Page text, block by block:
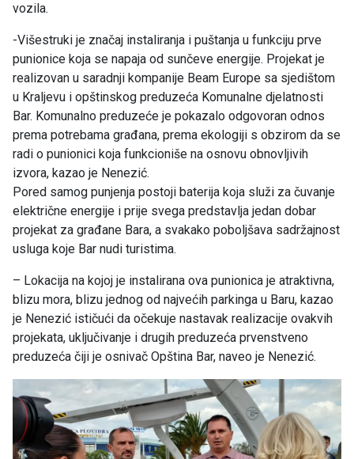
vozila.
-Višestruki je značaj instaliranja i puštanja u funkciju prve
punionice koja se napaja od sunčeve energije. Projekat je
realizovan u saradnji kompanije Beam Europe sa sjedištom
u Kraljevu i opštinskog preduzeća Komunalne djelatnosti
Bar. Komunalno preduzeće je pokazalo odgovoran odnos
prema potrebama građana, prema ekologiji s obzirom da se
radi o punionici koja funkcioniše na osnovu obnovljivih
izvora, kazao je Nenezić.
Pored samog punjenja postoji baterija koja služi za čuvanje
električne energije i prije svega predstavlja jedan dobar
projekat za građane Bara, a svakako poboljšava sadržajnost
usluga koje Bar nudi turistima.
– Lokacija na kojoj je instalirana ova punionica je atraktivna,
blizu mora, blizu jednog od najvećih parkinga u Baru, kazao
je Nenezić ističući da očekuje nastavak realizacije ovakvih
projekata, uključivanje i drugih preduzeća prvenstveno
preduzeća čiji je osnivač Opština Bar, naveo je Nenezić.